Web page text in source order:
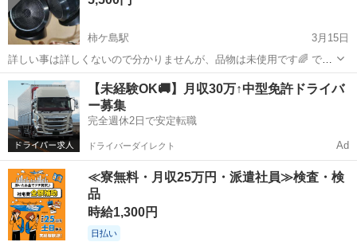
柿ケ島駅
3月15日
詳しい事は詳しくないので分かりませんが、品物は未使用です🌈 です
が、箱や説明書等の付属品は一切ありませんでした😭 欲しい方どうで
すか
福井 大野市 柿ケ島駅 カーオーディオ ツイーター
【未経験OK🚚】月収30万↑中型免許ドライバ
ー募集
完全週休2日で安定転職
ドライバーダイレクト Ad
≪寮無料・月収25万円・派遣社員≫検査・検
品
時給1,300円
日払い